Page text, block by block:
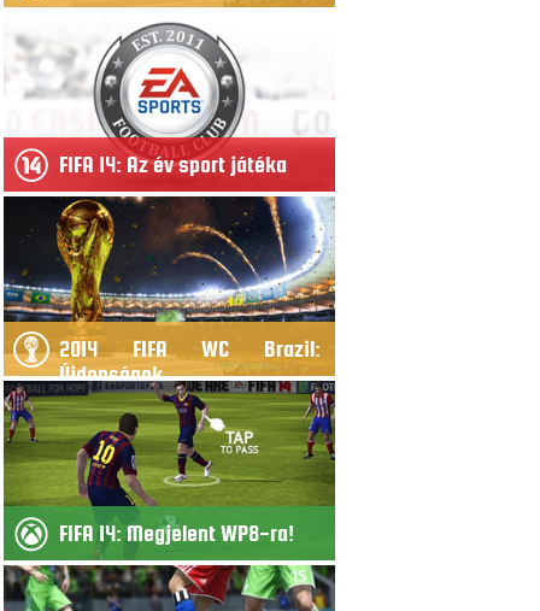
FIFA 14: Az év sport játéka
2014 FIFA WC Brazil:
Újdonságok
FIFA 14: Megjelent WP8-ra!